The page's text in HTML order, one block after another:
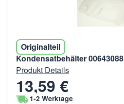
Originalteil
Kondensatbehälter 00643088
Produkt Details
13,59 €
1-2 Werktage